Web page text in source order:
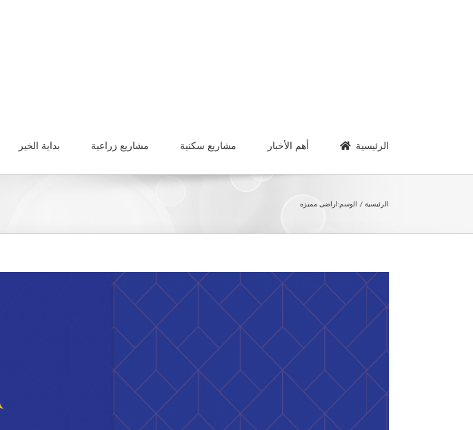
الرئيسية أهم الأخبار مشاريع سكنية مشاريع زراعية بداية الخير
الرئيسية الوسم:اراضى مميزه